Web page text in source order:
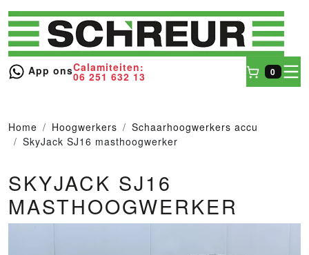
App onsCalamiteiten:
06 251 632 13 0
Home Hoogwerkers
Schaarhoogwerkers accu
SkyJack SJ16 masthoogwerker
SKYJACK SJ16
MASTHOOGWERKER